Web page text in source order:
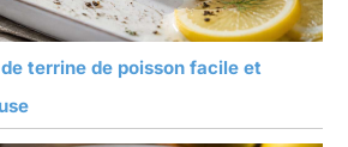
terrine de poisson facile et